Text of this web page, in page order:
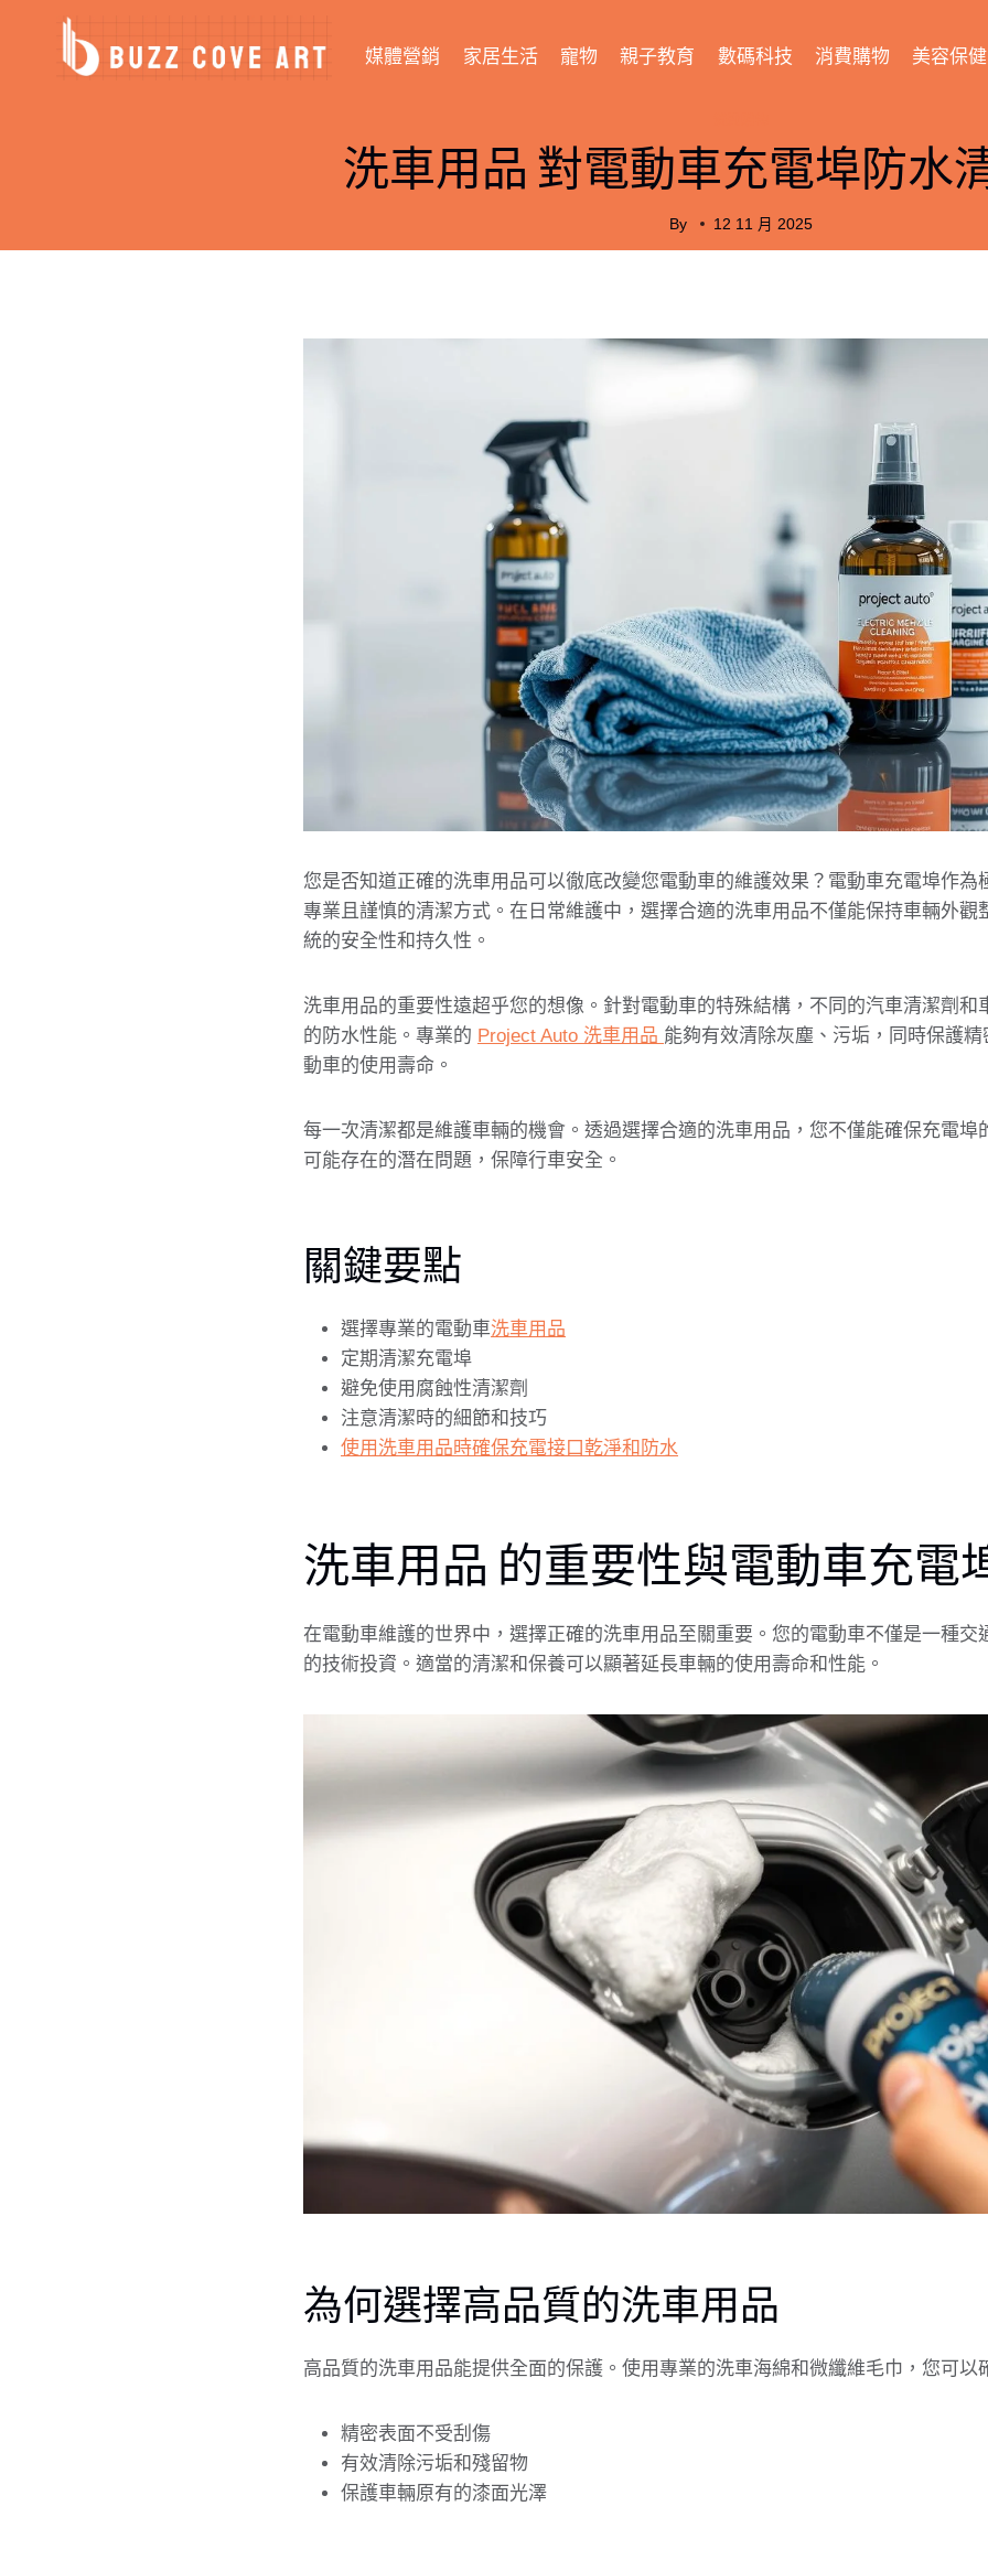
媒體營銷 家居生活 寵物 親子教育 數碼科技 消費購物 美容保健
洗車用品 對電動車充電埠防水
By 12 11 月 2025
您是否知道正確的洗車用品可以徹底改變您電動車的維護效果？電動車充電埠作為
專業且謹慎的清潔方式。在日常維護中，選擇合適的洗車用品不僅能保持車輛外觀
統的安全性和持久性。
洗車用品的重要性遠超乎您的想像。針對電動車的特殊結構，不同的汽車清潔劑和
的防水性能。專業的 Project Auto 洗車用品 能夠有效清除灰塵、污垢，同時保護
動車的使用壽命。
每一次清潔都是維護車輛的機會。透過選擇合適的洗車用品，您不僅能確保充電埠
可能存在的潛在問題，保障行車安全。
關鍵要點
選擇專業的電動車洗車用品
定期清潔充電埠
避免使用腐蝕性清潔劑
注意清潔時的細節和技巧
使用洗車用品時確保充電接口乾淨和防水
洗車用品 的重要性與電動車充電
在電動車維護的世界中，選擇正確的洗車用品至關重要。您的電動車不僅是一種交
的技術投資。適當的清潔和保養可以顯著延長車輛的使用壽命和性能。
為何選擇高品質的洗車用品
高品質的洗車用品能提供全面的保護。使用專業的洗車海綿和微纖維毛巾，您可以
精密表面不受刮傷
有效清除污垢和殘留物
保護車輛原有的漆面光澤